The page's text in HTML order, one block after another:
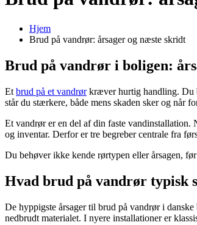
Hjem
Brud på vandrør: årsager og næste skridt
Brud på vandrør i boligen:
Et brud på et vandrørkræver hurtig handling. Du
står du stærkere, både mens skaden sker og når
Et vandrør er en del af din faste
og inventar. Derfor er tre begreber centrale fra
Du behøver ikke kende rørtypen eller årsagen,
Hvad brud på vandrør typisk
De hyppigste årsager til brud på vandrør i
nedbrudt materialet. I nyere installationer er